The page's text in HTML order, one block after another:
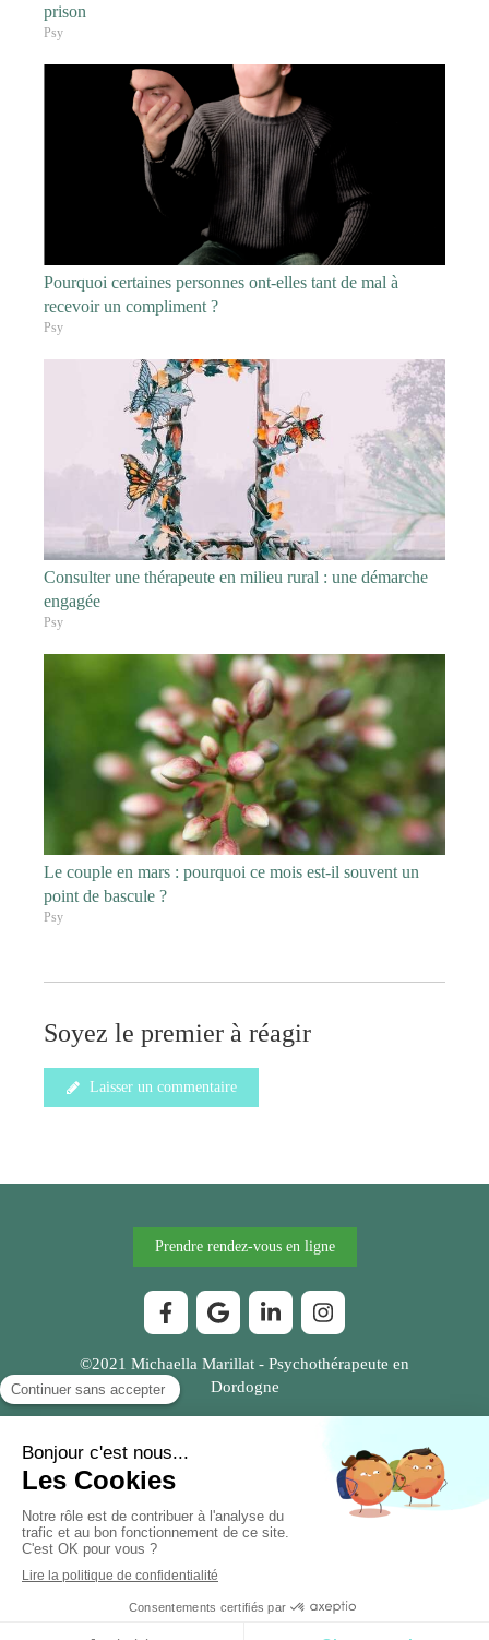
prison
Psy
Pourquoi certaines personnes ont-elles tant de mal à
recevoir un compliment ?
Psy
Consulter une thérapeute en milieu rural : une démarche
engagée
Psy
Le couple en mars : pourquoi ce mois est-il souvent un
point de bascule ?
Psy
Soyez le premier à réagir
Laisser un commentaire
Prendre rendez-vous en ligne
©2021 Michaella Marillat - Psychothérapeute en
Dordogne
Création et référencement du site par Simplébo
Ce site a été proposé parJPCHAUDOT